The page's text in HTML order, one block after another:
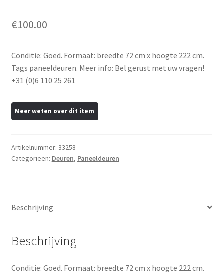
€100.00
Conditie: Goed. Formaat: breedte 72 cm x hoogte 222 cm.
Tags paneeldeuren. Meer info: Bel gerust met uw vragen!
+31 (0)6 110 25 261
Artikelnummer: 33258
Categorieën: Deuren, Paneeldeuren
Beschrijving
Beschrijving
Conditie: Goed. Formaat: breedte 72 cm x hoogte 222 cm.